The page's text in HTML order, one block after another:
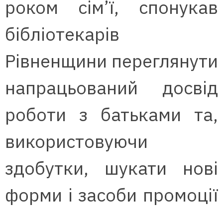
роком сім’ї, спонукав
бібліотекарів
Рівненщини переглянути
напрацьований досвід
роботи з батьками та,
використовуючи
здобутки, шукати нові
форми і засоби промоції